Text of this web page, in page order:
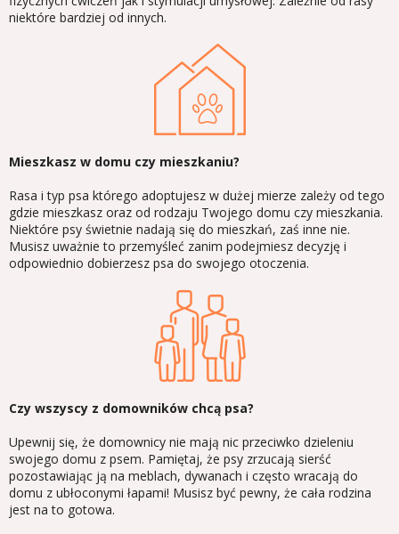
niektóre bardziej od innych.
Mieszkasz w domu czy mieszkaniu?
Rasa i typ psa którego adoptujesz w dużej mierze zależy od tego
gdzie mieszkasz oraz od rodzaju Twojego domu czy mieszkania.
Niektóre psy świetnie nadają się do mieszkań, zaś inne nie.
Musisz uważnie to przemyśleć zanim podejmiesz decyzję i
odpowiednio dobierzesz psa do swojego otoczenia.
Czy wszyscy z domowników chcą psa?
Upewnij się, że domownicy nie mają nic przeciwko dzieleniu
swojego domu z psem. Pamiętaj, że psy zrzucają sierść
pozostawiając ją na meblach, dywanach i często wracają do
domu z ubłoconymi łapami! Musisz być pewny, że cała rodzina
jest na to gotowa.